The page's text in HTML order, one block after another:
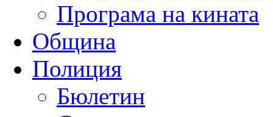
Програма на кината
Община
Полиция
Бюлетин